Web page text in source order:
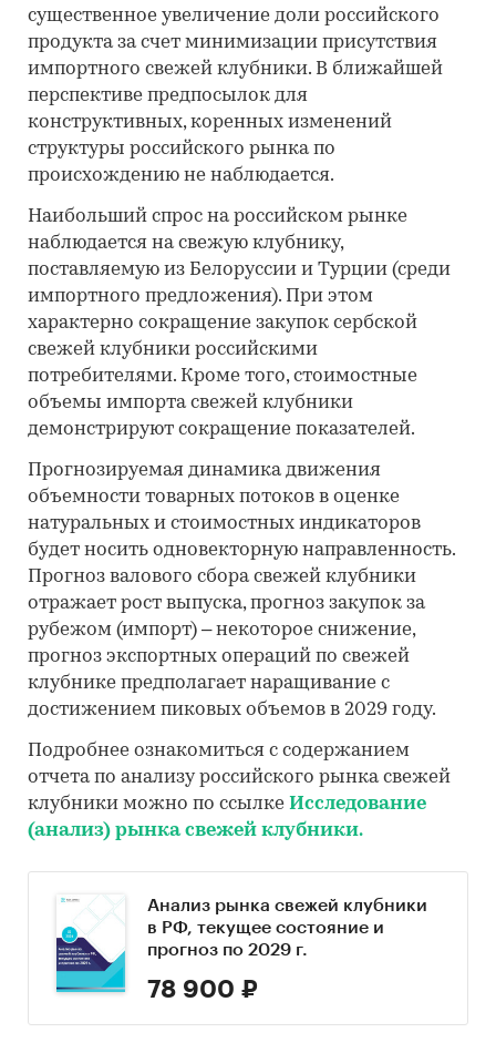
существенное увеличение доли российского
продукта за счет минимизации присутствия
импортного свежей клубники. В ближайшей
перспективе предпосылок для
конструктивных, коренных изменений
структуры российского рынка по
происхождению не наблюдается.
Наибольший спрос на российском рынке
наблюдается на свежую клубнику,
поставляемую из Белоруссии и Турции (среди
импортного предложения). При этом
характерно сокращение закупок сербской
свежей клубники российскими
потребителями. Кроме того, стоимостные
объемы импорта свежей клубники
демонстрируют сокращение показателей.
Прогнозируемая динамика движения
объемности товарных потоков в оценке
натуральных и стоимостных индикаторов
будет носить одновекторную направленность.
Прогноз валового сбора свежей клубники
отражает рост выпуска, прогноз закупок за
рубежом (импорт) – некоторое снижение,
прогноз экспортных операций по свежей
клубнике предполагает наращивание с
достижением пиковых объемов в 2029 году.
Подробнее ознакомиться с содержанием
отчета по анализу российского рынка свежей
клубники можно по ссылке Исследование
(анализ) рынка свежей клубники.
Анализ рынка свежей клубники
в РФ, текущее состояние и
прогноз по 2029 г.
78 900 ₽